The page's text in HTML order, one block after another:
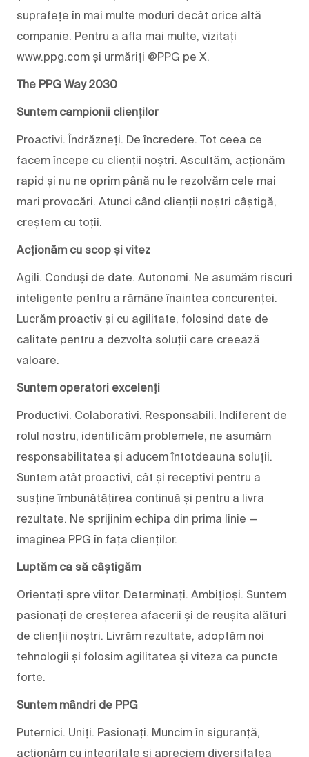
suprafețe în mai multe moduri decât orice altă
companie. Pentru a afla mai multe, vizitați
www.ppg.com și urmăriți @PPG pe X.
The PPG Way 2030
Suntem campionii clienților
Proactivi. Îndrăzneți. De încredere. Tot ceea ce
facem începe cu clienții noștri. Ascultăm, acționăm
rapid și nu ne oprim până nu le rezolvăm cele mai
mari provocări. Atunci când clienții noștri câștigă,
creștem cu toții.
Acționăm cu scop și vitez
Agili. Conduși de date. Autonomi. Ne asumăm riscuri
inteligente pentru a rămâne înaintea concurenței.
Lucrăm proactiv și cu agilitate, folosind date de
calitate pentru a dezvolta soluții care creează
valoare.
Suntem operatori excelenți
Productivi. Colaborativi. Responsabili. Indiferent de
rolul nostru, identificăm problemele, ne asumăm
responsabilitatea și aducem întotdeauna soluții.
Suntem atât proactivi, cât și receptivi pentru a
susține îmbunătățirea continuă și pentru a livra
rezultate. Ne sprijinim echipa din prima linie —
imaginea PPG în fața clienților.
Luptăm ca să câștigăm
Orientați spre viitor. Determinați. Ambițioși. Suntem
pasionați de creșterea afacerii și de reușita alături
de clienții noștri. Livrăm rezultate, adoptăm noi
tehnologii și folosim agilitatea și viteza ca puncte
forte.
Suntem mândri de PPG
Puternici. Uniți. Pasionați. Muncim în siguranță,
acționăm cu integritate și apreciem diversitatea